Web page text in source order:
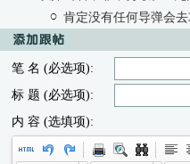
肯定没有任何导弹会
笔 名 (必选项):
标 题 (必选项):
内 容 (选填项):